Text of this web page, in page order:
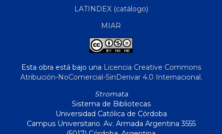
LATINDEX (catálogo)
MIAR
Esta obra está bajo una Licencia Creative Commons
Atribución-NoComercial-SinDerivar 4.0 Internacional.
Stromata
Sistema de Bibliotecas
Universidad Católica de Córdoba
Campus Universitario. Av. Armada Argentina 3555